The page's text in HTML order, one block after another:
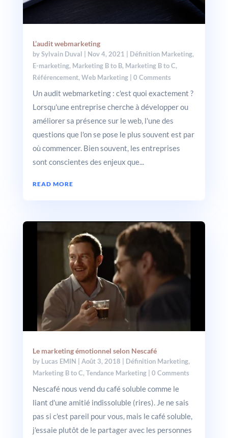
L’audit webmarketing
bySylvain Duval Nov 4, 2021 Définition Marketing,
E-marketing, Marketing B to B, Marketing B to C,
Référencement,Web Marketing| 0 Comments
Un audit webmarketing : c'est quoi exactement ?
Lorsqu'une entreprise cherche à développer ou
améliorer sa présence sur le web, l'une des
questions que l'on se pose le plus souvent est par
où commencer. Bien souvent, les entreprises
sont conscientes des enjeux que...
READ MORE
Le marketing émotionnel selon Nescafé
by Lucas EMIN Août 3, 2018 Définition Marketing,
Marketing B to C, Tendance Marketing| 0 Comments
Nescafé nous vend du café soluble comme le
liant d'une amitié indissoluble (rires). Je ne sais
pas si c'est pareil pour vous, mais le café soluble,
j'essaie plutôt de le partager avec les personnes